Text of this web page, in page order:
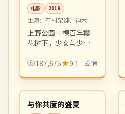
电影 2019
主演： 有村架纯、神木隆
之介 等
上野公园一棵百年樱
花树下，少女与少年
从童年到三十岁的二
十年漫长等待。清新
治愈系青春爱情代表
作。
187,675 9.1 爱情
日本
院线 99:18
与你共度的盛夏